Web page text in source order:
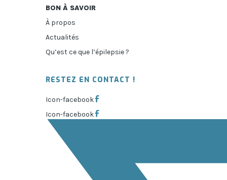
BON À SAVOIR
À propos
Actualités
Qu’est ce que l’épilepsie ?
RESTEZ EN CONTACT !
Icon-facebook
Icon-facebook